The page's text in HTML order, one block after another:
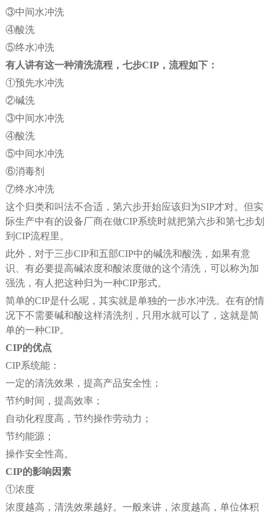
③中间水冲洗
④酸洗
⑤终水冲洗
有人讲有这一种清洗流程，七步CIP，流程如下：
①预先水冲洗
②碱洗
③中间水冲洗
④酸洗
⑤中间水冲洗
⑥消毒剂
⑦终水冲洗
这个归类和叫法不合适，第六步开始应该归为SIP才对。但实
际生产中有的设备厂商在做CIP系统时就把第六步和第七步划
到CIP流程里。
此外，对于三步CIP和五部CIP中的碱洗和酸洗，如果有意
识、有必要提高碱浓度和酸浓度做的这个清洗，可以称为加
强洗，有人把这种归为一种CIP形式。
简单的CIP是什么呢，其实就是单独的一步水冲洗。在有的情
况下不需要碱和酸这样清洗剂，只用水就可以了，这就是简
单的一种CIP。
CIP的优点
CIP系统能：
一定的清洗效果，提高产品安全性；
节约时间，提高效率；
自动化程度高，节约操作劳动力；
节约能源；
操作安全性高。
CIP的影响因素
①浓度
浓度越高，清洗效果越好。一般来讲，浓度越高，单位体积